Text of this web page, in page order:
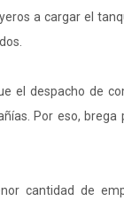
a cargar el
el despacho de
Por eso,
cantidad de